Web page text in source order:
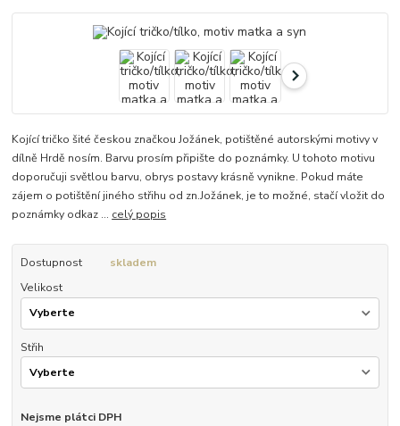
Kojící tričko šité českou značkou Jožánek, potištěné autorskými motivy v
dílně Hrdě nosím. Barvu prosím připište do poznámky. U tohoto motivu
doporučuji světlou barvu, obrys postavy krásně vynikne. Pokud máte
zájem o potištění jiného střihu od zn.Jožánek, je to možné, stačí vložit do
poznámky odkaz ... celý popis
Dostupnost
skladem
Velikost
Střih
Nejsme plátci DPH